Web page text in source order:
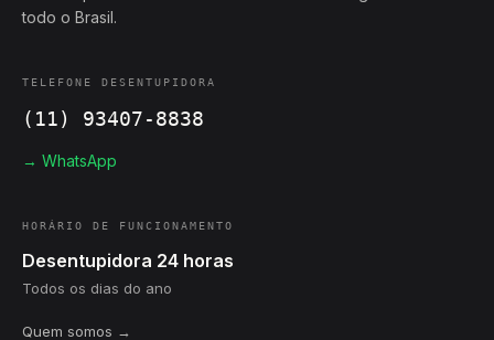
todo o Brasil.
TELEFONE DESENTUPIDORA
(11) 93407-8838
→ WhatsApp
HORÁRIO DE FUNCIONAMENTO
Desentupidora 24 horas
Todos os dias do ano
Quem somos →